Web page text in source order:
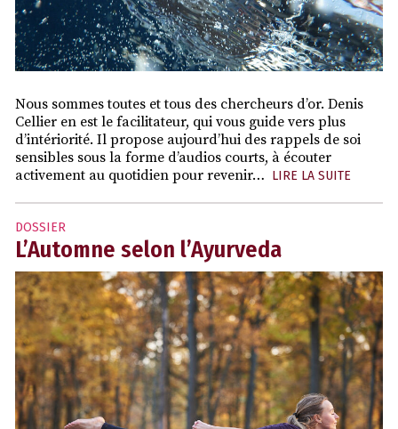
Nous sommes toutes et tous des chercheurs d’or. Denis
Cellier en est le facilitateur, qui vous guide vers plus
d’intériorité. Il propose aujourd’hui des rappels de soi
sensibles sous la forme d’audios courts, à écouter
activement au quotidien pour revenir… LIRE LA SUITE
DOSSIER
L’Automne selon l’Ayurveda